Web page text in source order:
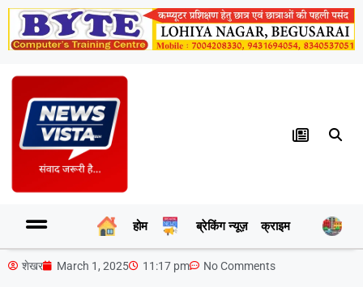
होम ब्रेकिंग न्यूज़ क्राइम
शेखर March 1, 2025 11:17 pm No Comments